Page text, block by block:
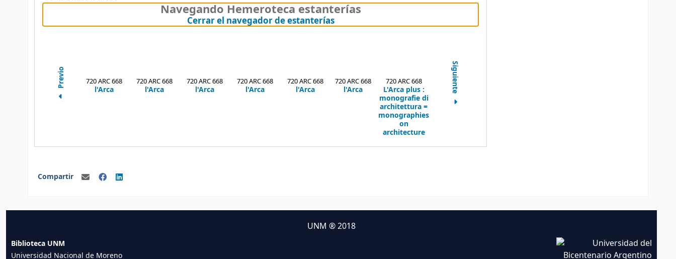
Navegando Hemeroteca estanterías
Cerrar el navegador de estanterías(Oculta el navegador de estanterías)
Previo Siguiente
720 ARC 668
l'Arca
720 ARC 668
l'Arca
720 ARC 668
l'Arca
720 ARC 668
l'Arca
720 ARC 668
l'Arca
720 ARC 668
l'Arca
720 ARC 668
L'Arca plus:
monografie di
architettura =
monographies
on
architecture
Compartir
UNM ® 2018
Biblioteca UNM
Universidad Nacional de Moreno